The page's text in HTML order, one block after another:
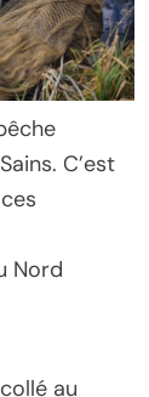
C’est
Nord
au